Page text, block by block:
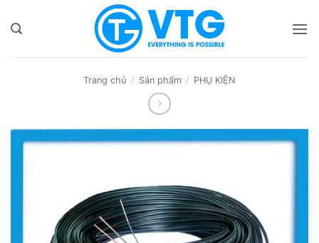
qua
Trang chủ / Sản phẩm / PHỤ KIỆN